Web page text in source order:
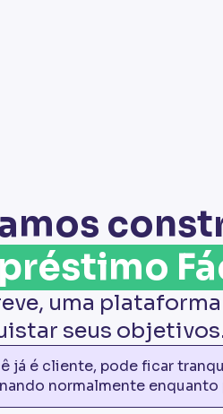
uma
seus
já é cliente, pode ficar
normalmente enquanto